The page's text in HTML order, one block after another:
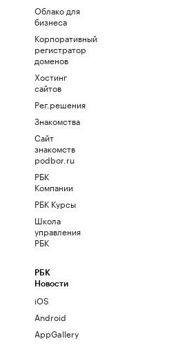
Облако для
бизнеса
Корпоративный
регистратор
доменов
Хостинг
сайтов
Рег.решения
Знакомства
Сайт
знакомств
podbor.ru
РБК
Компании
РБК Курсы
Школа
управления
РБК
РБК
Новости
iOS
Android
AppGallery